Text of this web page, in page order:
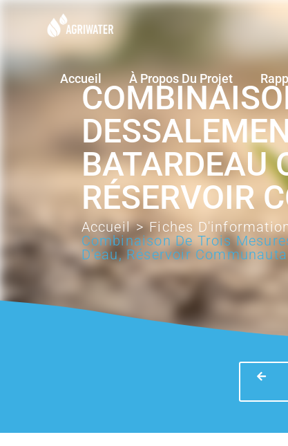
Accueil À Propos Du Projet
BATARDEAU
RÉSERVOIR
Accueil > Fiches
Combinaison De Trois
D’eau, Réservoir